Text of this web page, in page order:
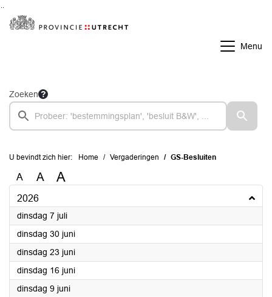
Menu
Zoeken
U bevindt zich hier: Home Vergaderingen GS-Besluiten
A A A
2026
dinsdag 7 juli2026
dinsdag 30 juni2026
dinsdag 23 juni2026
dinsdag 16 juni2026
dinsdag 9 juni2026